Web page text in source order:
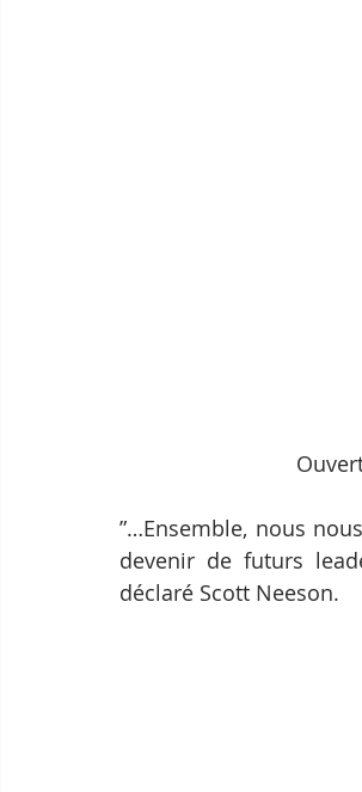
”…Ensemble, nous
devenir de futurs
déclaré Scott Neeson.